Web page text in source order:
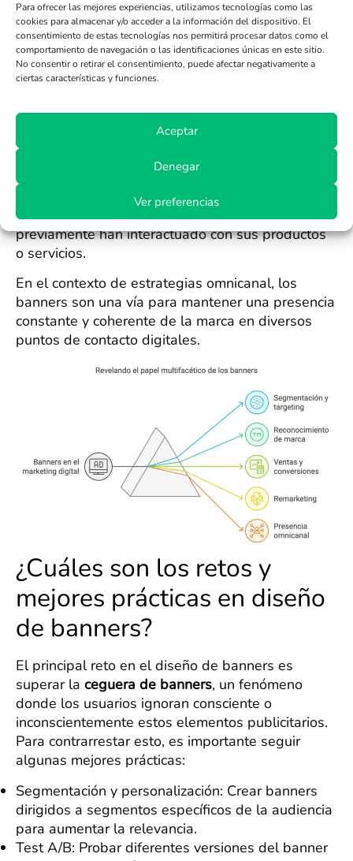
Para ofrecer las mejores experiencias, utilizamos tecnologías como las
cookies para almacenar y/o acceder a la información del dispositivo. El
consentimiento de estas tecnologías nos permitirá procesar datos como el
comportamiento de navegación o las identificaciones únicas en este sitio.
No consentir o retirar el consentimiento, puede afectar negativamente a
ciertas características y funciones.
Aceptar
Denegar
Ver preferencias
ayuda de la analítica web, los banners pueden
ser optimizados para alcanzar a la audiencia
correcta en el momento y lugar adecuados,
aumentando así la relevancia de los mensajes
La importancia del banner también radica en su
capacidad para generar reconocimiento de marca
y, cuando se utiliza correctamente, impulsar
ventas y conversiones. Funcionan bien en
campañas de remarketing, permitiendo a las
marcas reengancharte con usuarios que
previamente han interactuado con sus productos
o servicios.
En el contexto de estrategias omnicanal, los
banners son una vía para mantener una presencia
constante y coherente de la marca en diversos
puntos de contacto digitales.
¿Cuáles son los retos y
mejores prácticas en diseño
de banners?
El principal reto en el diseño de banners es
superar la ceguera de banners, un fenómeno
donde los usuarios ignoran consciente o
inconscientemente estos elementos publicitarios.
Para contrarrestar esto, es importante seguir
algunas mejores prácticas:
Segmentación y personalización: Crear banners
dirigidos a segmentos específicos de la audiencia
para aumentar la relevancia.
Test A/B: Probar diferentes versiones del banner